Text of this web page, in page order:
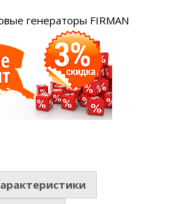
генераторы FIRMAN